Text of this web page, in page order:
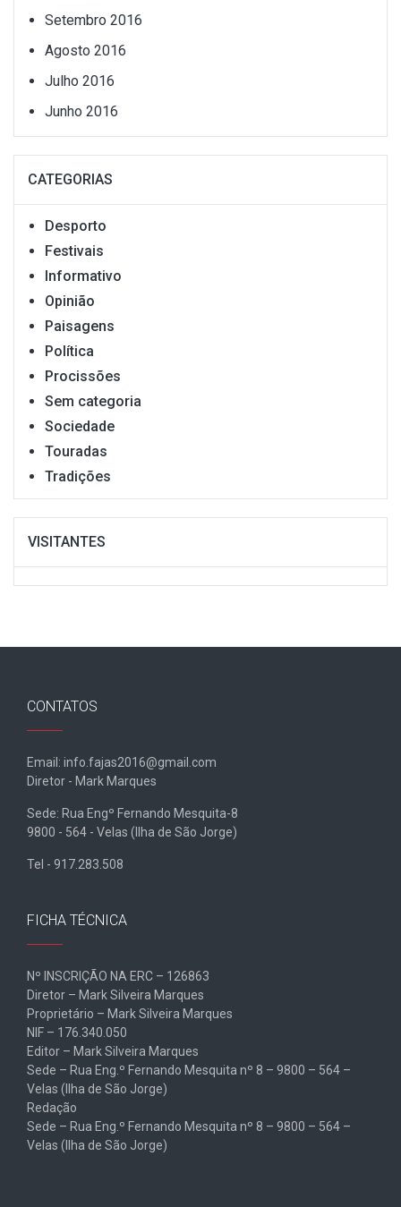
Setembro 2016
Agosto 2016
Julho 2016
Junho 2016
CATEGORIAS
Desporto
Festivais
Informativo
Opinião
Paisagens
Política
Procissões
Sem categoria
Sociedade
Touradas
Tradições
VISITANTES
CONTATOS
Email: info.fajas2016@gmail.com
Diretor - Mark Marques
Sede: Rua Engº Fernando Mesquita-8
9800 - 564 - Velas (Ilha de São Jorge)
Tel - 917.283.508
FICHA TÉCNICA
Nº INSCRIÇÃO NA ERC – 126863
Diretor – Mark Silveira Marques
Proprietário – Mark Silveira Marques
NIF – 176.340.050
Editor – Mark Silveira Marques
Sede – Rua Eng.º Fernando Mesquita nº 8 – 9800 – 564 –
Velas (Ilha de São Jorge)
Redação
Sede – Rua Eng.º Fernando Mesquita nº 8 – 9800 – 564 –
Velas (Ilha de São Jorge)